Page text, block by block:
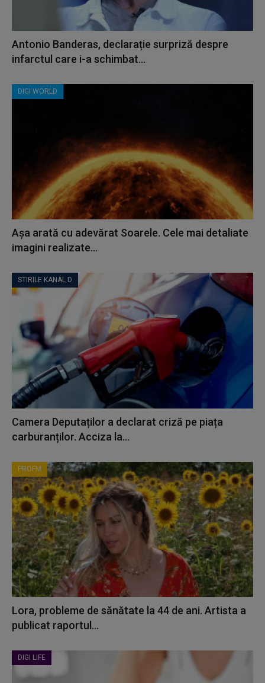
Antonio Banderas, declarație surpriză despre
infarctul care i-a schimbat...
DIGI WORLD
Așa arată cu adevărat Soarele. Cele mai detaliate
imagini realizate...
STIRILE KANAL D
Camera Deputaților a declarat criză pe piața
carburanților. Acciza la...
PROFM
Lora, probleme de sănătate la 44 de ani. Artista a
publicat raportul...
DIGI LIFE